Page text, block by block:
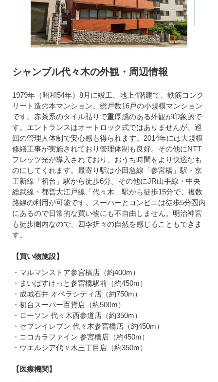
シャンブル代々木の外観・周辺情報
1979年（昭和54年）8月に竣工、地上4階建て、鉄筋コンク
リート造の本マンション。総戸数16戸の小規模マンション
です。赤茶系のタイル貼りで重厚感のある外観が印象的で
す。エントランスはオートロック式ではありませんが、巡
回の管理人体制で安心感も得られます。2014年には大規模
修繕工事が実施されており管理体制も良好。その他にNTT
フレッツ光が導入されており、おうち時間をより快適なも
のにしてくれます。最寄り駅は小田急線「参宮橋」駅・京
王新線「初台」駅から徒歩6分。その他にJR山手線・中央
総武線・都営大江戸線「代々木」駅から徒歩15分で、複数
路線の利用が可能です。スーパーとコンビニは徒歩5分圏内
にあるので日常的な買い物にも不自由しません。明治神宮
も徒歩圏内なので、四季折々の自然を感じることもできま
す。
【買い物施設】
・マルマンストア参宮橋店（約400m）
・まいばすけっと参宮橋駅前（約450m）
・成城石井 オペラシティ店（約750m）
・初台スーパー百貨店（約500m）
・ローソン 代々木西参道店（約350m）
・セブンイレブン 代々木参宮橋店（約450m）
・ココカラファイン 参宮橋店（約450m）
・ウエルシア代々木三丁目店（約350m）
【医療機関】